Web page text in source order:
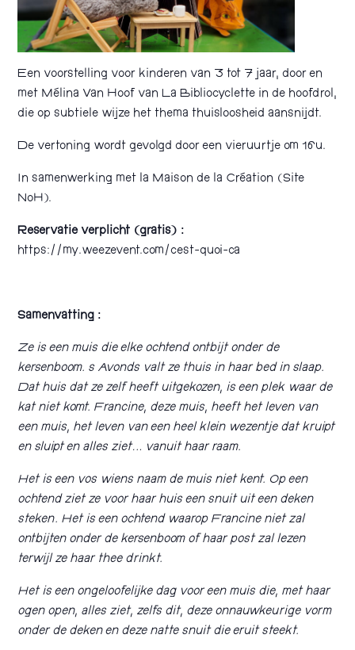
Een voorstelling voor kinderen van 3 tot 7 jaar, door en
met Mélina Van Hoof van La Bibliocyclette in de hoofdrol,
die op subtiele wijze het thema thuisloosheid aansnijdt.
De vertoning wordt gevolgd door een vieruurtje om 16u.
In samenwerking met la Maison de la Création (Site
NoH).
Reservatie verplicht (gratis) :
https://my.weezevent.com/cest-quoi-ca
Samenvatting :
Ze is een muis die elke ochtend ontbijt onder de
kersenboom. s Avonds valt ze thuis in haar bed in slaap.
Dat huis dat ze zelf heeft uitgekozen, is een plek waar de
kat niet komt. Francine, deze muis, heeft het leven van
een muis, het leven van een heel klein wezentje dat kruipt
en sluipt en alles ziet… vanuit haar raam.
Het is een vos wiens naam de muis niet kent. Op een
ochtend ziet ze voor haar huis een snuit uit een deken
steken. Het is een ochtend waarop Francine niet zal
ontbijten onder de kersenboom of haar post zal lezen
terwijl ze haar thee drinkt.
Het is een ongeloofelijke dag voor een muis die, met haar
ogen open, alles ziet, zelfs dit, deze onnauwkeurige vorm
onder de deken en deze natte snuit die eruit steekt.